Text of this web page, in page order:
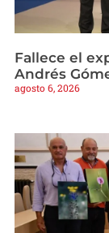
Fallece el
Andrés
agosto 6, 2026